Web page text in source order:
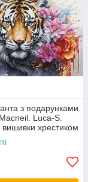
з подарунками
Luca-S.
вишивки хрестиком